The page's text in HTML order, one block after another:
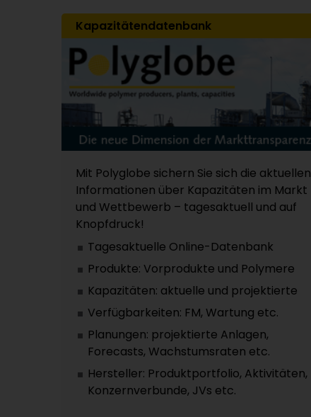
Kapazitätendatenbank
Mit Polyglobe sichern Sie sich die aktuellen
Informationen über Kapazitäten im Markt
und Wettbewerb – tagesaktuell und auf
Knopfdruck!
Tagesaktuelle Online-Datenbank
Produkte: Vorprodukte und Polymere
Kapazitäten: aktuelle und projektierte
Verfügbarkeiten: FM, Wartung etc.
Planungen: projektierte Anlagen,
Forecasts, Wachstumsraten etc.
Hersteller: Produktportfolio, Aktivitäten,
Konzernverbunde, JVs etc.